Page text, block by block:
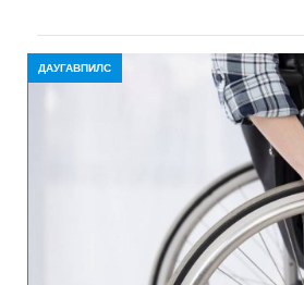
ДАУГАВПИЛС